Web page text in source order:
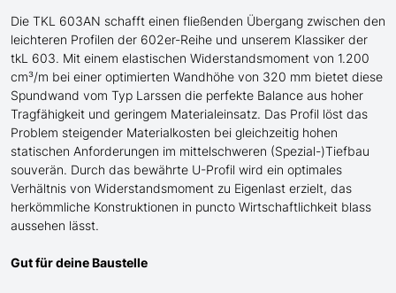
Die TKL 603AN schafft einen fließenden Übergang zwischen den
leichteren Profilen der 602er-Reihe und unserem Klassiker der
tkL 603. Mit einem elastischen Widerstandsmoment von 1.200
cm³/m bei einer optimierten Wandhöhe von 320 mm bietet diese
Spundwand vom Typ Larssen die perfekte Balance aus hoher
Tragfähigkeit und geringem Materialeinsatz. Das Profil löst das
Problem steigender Materialkosten bei gleichzeitig hohen
statischen Anforderungen im mittelschweren (Spezial-)Tiefbau
souverän. Durch das bewährte U-Profil wird ein optimales
Verhältnis von Widerstandsmoment zu Eigenlast erzielt, das
herkömmliche Konstruktionen in puncto Wirtschaftlichkeit blass
aussehen lässt.
Gut für deine Baustelle